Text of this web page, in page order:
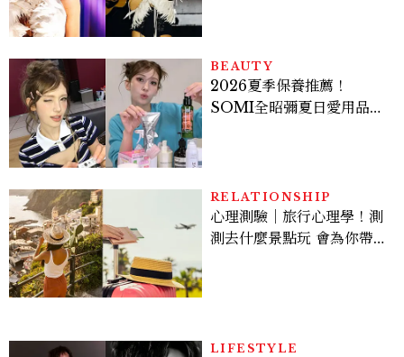
BEAUTY
2026夏季保養推薦！
SOMI全昭彌夏日愛用品公
RELATIONSHIP
心理測驗｜旅行心理學！測
測去什麼景點玩 會為你帶來
LIFESTYLE